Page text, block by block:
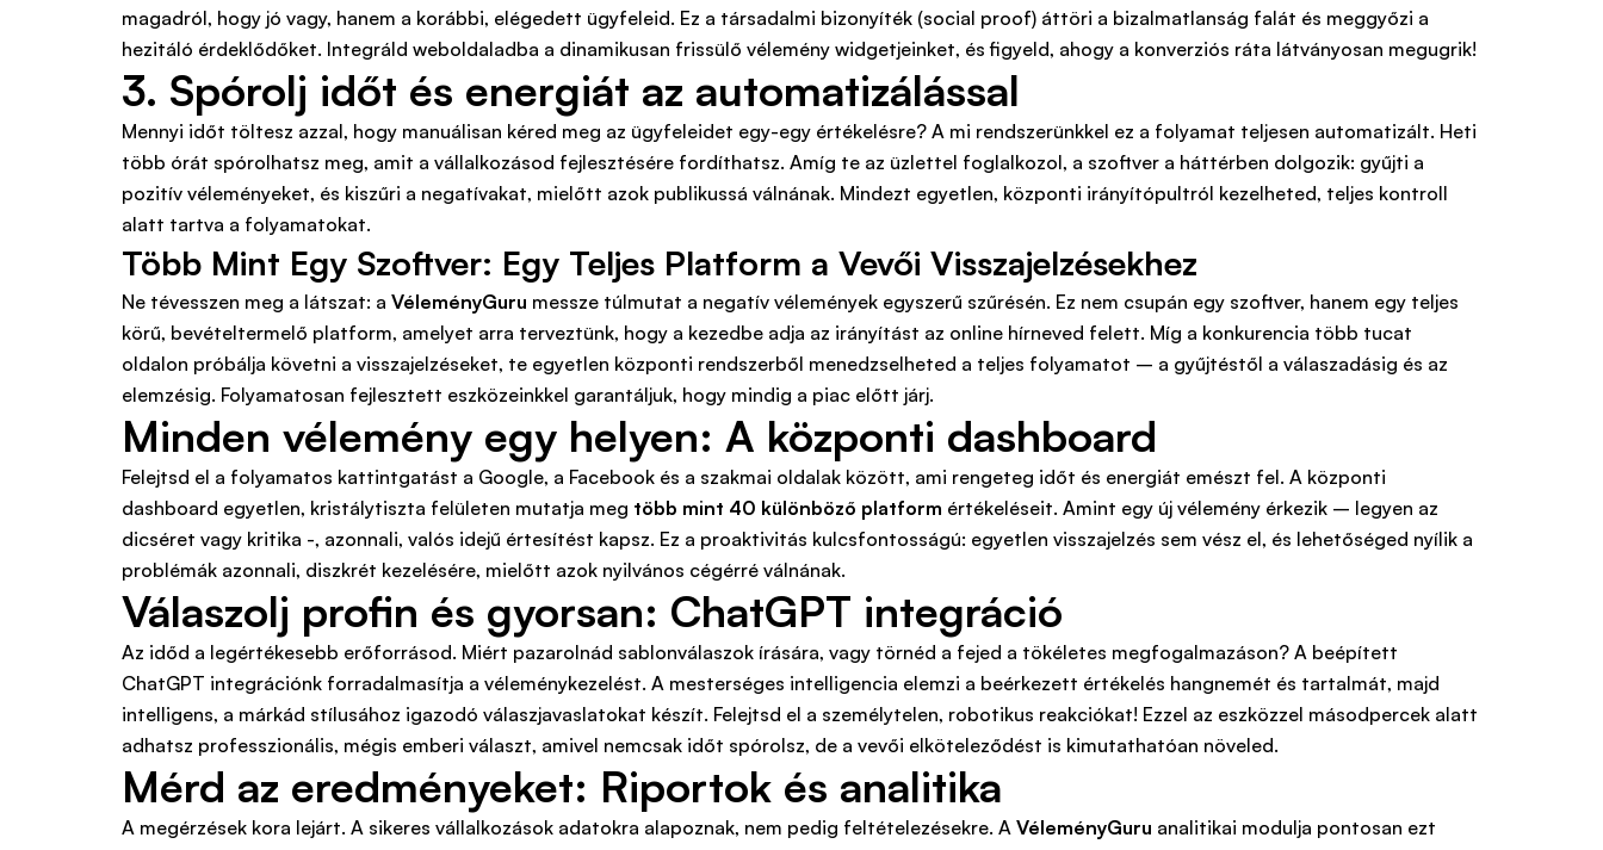
magadról, hogy jó vagy, hanem a korábbi, elégedett ügyfeleid. Ez a társadalmi bizonyíték (social proof) áttöri a bizalmatlanság falát és meggyőzi a
hezitáló érdeklődőket. Integráld weboldaladba a dinamikusan frissülő vélemény widgetjeinket, és figyeld, ahogy a konverziós ráta látványosan megugrik!
3. Spórolj időt és energiát az automatizálással
Mennyi időt töltesz azzal, hogy manuálisan kéred meg az ügyfeleidet egy-egy értékelésre? A mi rendszerünkkel ez a folyamat teljesen automatizált. Heti
több órát spórolhatsz meg, amit a vállalkozásod fejlesztésére fordíthatsz. Amíg te az üzlettel foglalkozol, a szoftver a háttérben dolgozik: gyűjti a
pozitív véleményeket, és kiszűri a negatívakat, mielőtt azok publikussá válnának. Mindezt egyetlen, központi irányítópultról kezelheted, teljes kontroll
alatt tartva a folyamatokat.
Több Mint Egy Szoftver: Egy Teljes Platform a Vevői Visszajelzésekhez
Ne tévesszen meg a látszat: a VéleményGuru messze túlmutat a negatív vélemények egyszerű szűrésén. Ez nem csupán egy szoftver, hanem egy teljes
körű, bevételtermelő platform, amelyet arra terveztünk, hogy a kezedbe adja az irányítást az online hírneved felett. Míg a konkurencia több tucat
oldalon próbálja követni a visszajelzéseket, te egyetlen központi rendszerből menedzselheted a teljes folyamatot – a gyűjtéstől a válaszadásig és az
elemzésig. Folyamatosan fejlesztett eszközeinkkel garantáljuk, hogy mindig a piac előtt járj.
Minden vélemény egy helyen: A központi dashboard
Felejtsd el a folyamatos kattintgatást a Google, a Facebook és a szakmai oldalak között, ami rengeteg időt és energiát emészt fel. A központi
dashboard egyetlen, kristálytiszta felületen mutatja meg több mint 40 különböző platform értékeléseit. Amint egy új vélemény érkezik – legyen az
dicséret vagy kritika -, azonnali, valós idejű értesítést kapsz. Ez a proaktivitás kulcsfontosságú: egyetlen visszajelzés sem vész el, és lehetőséged nyílik a
problémák azonnali, diszkrét kezelésére, mielőtt azok nyilvános cégérré válnának.
Válaszolj profin és gyorsan: ChatGPT integráció
Az időd a legértékesebb erőforrásod. Miért pazarolnád sablonválaszok írására, vagy törnéd a fejed a tökéletes megfogalmazáson? A beépített
ChatGPT integrációnk forradalmasítja a véleménykezelést. A mesterséges intelligencia elemzi a beérkezett értékelés hangnemét és tartalmát, majd
intelligens, a márkád stílusához igazodó válaszjavaslatokat készít. Felejtsd el a személytelen, robotikus reakciókat! Ezzel az eszközzel másodpercek alatt
adhatsz professzionális, mégis emberi választ, amivel nemcsak időt spórolsz, de a vevői elköteleződést is kimutathatóan növeled.
Mérd az eredményeket: Riportok és analitika
A megérzések kora lejárt. A sikeres vállalkozások adatokra alapoznak, nem pedig feltételezésekre. A VéleményGuru analitikai modulja pontosan ezt